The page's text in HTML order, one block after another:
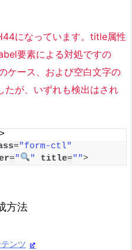
になっています。title属性
要素による対処ですの
ケース、および空白文字の
たが、いずれも検出はされ
="form-ctl"
=" " title="">
方法
ンツ